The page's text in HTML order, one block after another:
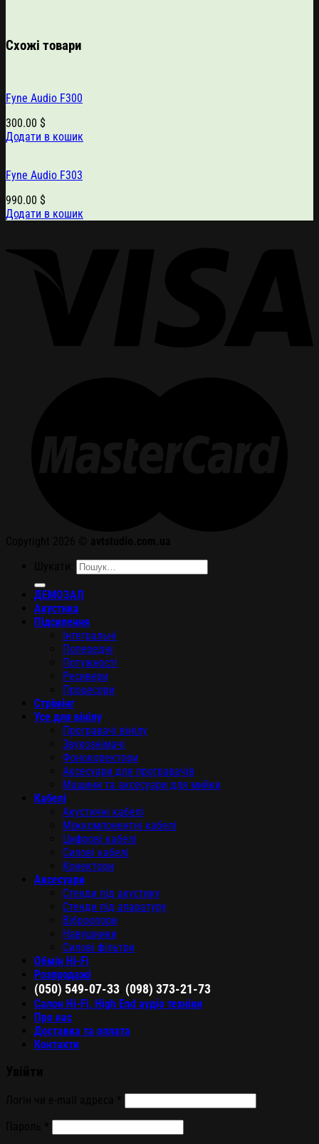
Схожі товари
Fyne Audio F300
300.00 $
Додати в кошик
Fyne Audio F303
990.00 $
Додати в кошик
ДЕМОЗАЛ
Акустика
Підсилення
Інтегральні
Попередні
Потужності
Ресивери
Процесори
Стрімінг
Усе для вінілу
Програвачі вінілу
Звукознімачі
Фонокоректори
Аксесуари для програвачів
Машини та аксесуари для мийки
Кабелі
Акустичні кабелі
Міжкомпонентні кабелі
Цифрові кабелі
Силові кабелі
Конектори
Аксесуари
Стенди під акустику
Стенди під апаратуру
Віброопори
Навушники
Силові фільтри
Обмін Hi-Fi
Розпродажі
(050) 549-07-33 (098) 373-21-73
Салон Hi-Fi, High End аудіо техніки
Про нас
Доставка та оплата
Контакти